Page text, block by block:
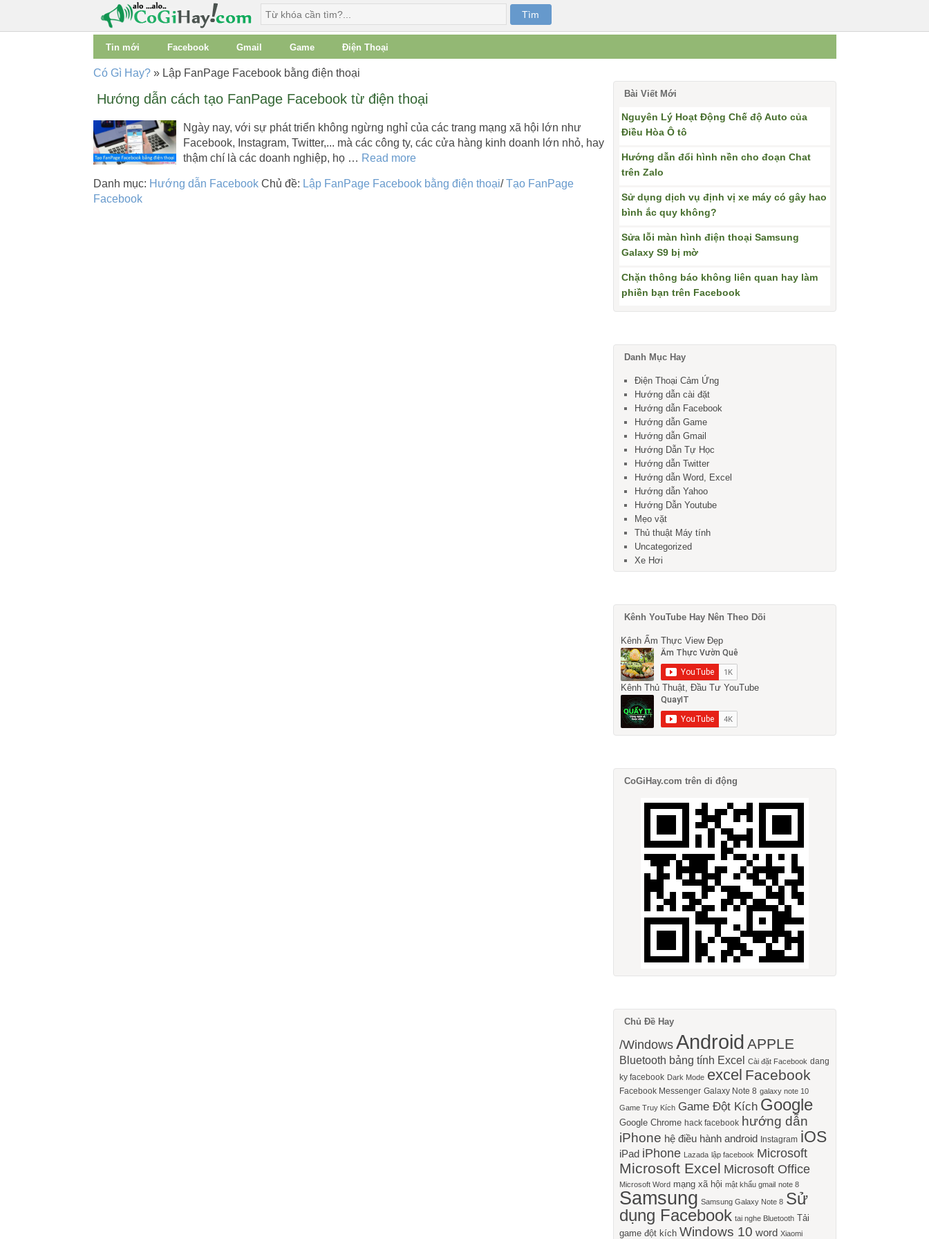
Tin mới Facebook Gmail Game Điện Thoại
Có Gì Hay? »Lập FanPage Facebook bằng điện thoại
Hướng dẫn cách tạo FanPage Facebook từ điện thoại
Ngày nay, với sự phát triển không ngừng nghỉ của các trang mạng xã hội lớn như
Facebook, Instagram, Twitter,... mà các công ty, các cửa hàng kinh doanh lớn nhỏ, hay
thậm chí là các doanh nghiệp, họ … Read more
Danh mục: Hướng dẫn Facebook Chủ đề: Lập FanPage Facebook bằng điện thoại/Tạo FanPage
Facebook
Bài Viết Mới
Nguyên Lý Hoạt Động Chế độ Auto của
Điều Hòa Ô tô
Hướng dẫn đổi hình nền cho đoạn Chat
trên Zalo
Sử dụng dịch vụ định vị xe máy có gây hao
bình ắc quy không?
Sửa lỗi màn hình điện thoại Samsung
Galaxy S9 bị mờ
Chặn thông báo không liên quan hay làm
phiền bạn trên Facebook
Danh Mục Hay
Điện Thoại Cảm Ứng
Hướng dẫn cài đặt
Hướng dẫn Facebook
Hướng dẫn Game
Hướng dẫn Gmail
Hướng Dẫn Tự Học
Hướng dẫn Twitter
Hướng dẫn Word, Excel
Hướng dẫn Yahoo
Hướng Dẫn Youtube
Mẹo vặt
Thủ thuật Máy tính
Uncategorized
Xe Hơi
Kênh YouTube Hay Nên Theo Dõi
Kênh Ẩm Thực View Đẹp
Kênh Thủ Thuật, Đầu Tư YouTube
CoGiHay.com trên di động
Chủ Đề Hay
/Windows Android APPLE
Bluetooth bảng tính Excel Cài đặt Facebook dang
ky facebook Dark Mode excel Facebook
Facebook Messenger Galaxy Note 8 galaxy note 10
Game Truy Kích Game Đột Kích Google
Google Chrome hack facebook hướng dẫn
iPhone hệ điều hành android Instagram iOS
iPad iPhone Lazada lập facebook Microsoft
Microsoft Excel Microsoft Office
Microsoft Word mạng xã hội mật khẩu gmail note 8
Samsung Samsung Galaxy Note 8 Sử
dụng Facebook tai nghe Bluetooth Tải
game đột kích Windows 10 word Xiaomi